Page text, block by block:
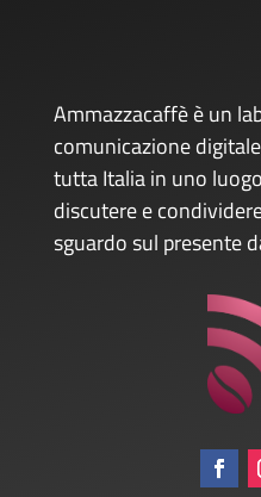
Ammazzacaffè è un
comunicazione
tutta Italia in uno
discutere e
sguardo sul presente